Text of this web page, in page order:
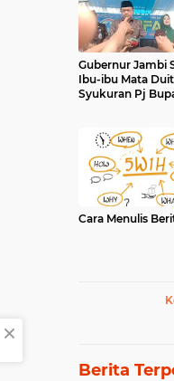
Gubernur Jambi
Ibu-ibu Mata
Syukuran Pj
Cara Menulis
Berita
×